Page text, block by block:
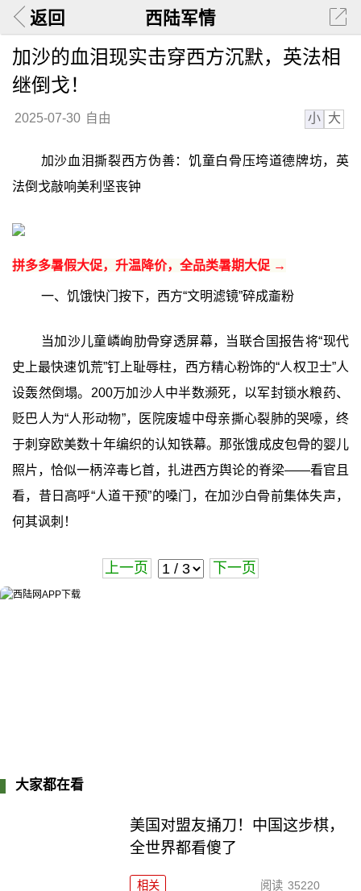
返回 西陆军情
加沙的血泪现实击穿西方沉默，英法相
继倒戈！
2025-07-30 自由 小 大
加沙血泪撕裂西方伪善：饥童白骨压垮道德牌坊，英
法倒戈敲响美利坚丧钟
拼多多暑假大促，升温降价，全品类暑期大促 →
一、饥饿快门按下，西方“文明滤镜”碎成齑粉
当加沙儿童嶙峋肋骨穿透屏幕，当联合国报告将“现代
史上最快速饥荒”钉上耻辱柱，西方精心粉饰的“人权卫士”人
设轰然倒塌。200万加沙人中半数濒死，以军封锁水粮药、
贬巴人为“人形动物”，医院废墟中母亲撕心裂肺的哭嚎，终
于刺穿欧美数十年编织的认知铁幕。那张饿成皮包骨的婴儿
照片，恰似一柄淬毒匕首，扎进西方舆论的脊梁——看官且
看，昔日高呼“人道干预”的嗓门，在加沙白骨前集体失声，
何其讽刺！
上一页 下一页
大家都在看
美国对盟友捅刀！中国这步棋，
全世界都看傻了
相关 阅读 35220